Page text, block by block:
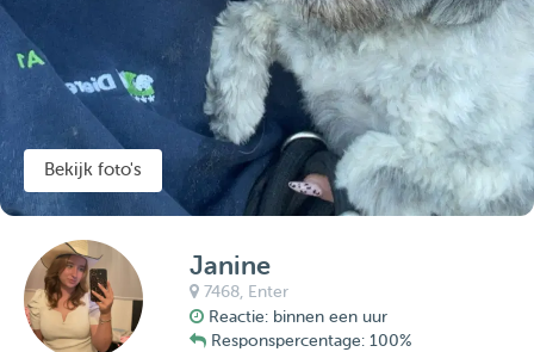
Bekijk foto's
Janine
7468, Enter
Reactie: binnen een uur
Responspercentage: 100%